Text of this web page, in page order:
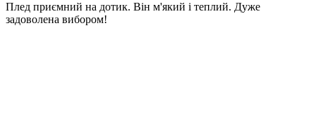
Плед приємний на дотик. Він м'який і теплий. Дуже
задоволена вибором!